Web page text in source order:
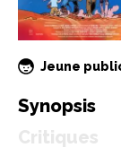
Jeune
Synopsis